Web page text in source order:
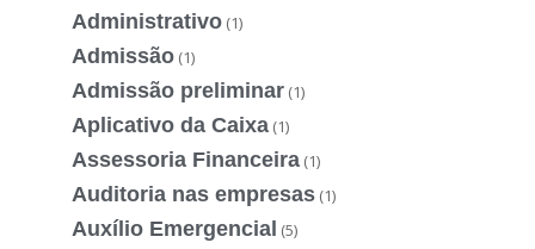
Administrativo (1)
Admissão (1)
Admissão preliminar (1)
Aplicativo da Caixa (1)
Assessoria Financeira (1)
Auditoria nas empresas (1)
Auxílio Emergencial (5)